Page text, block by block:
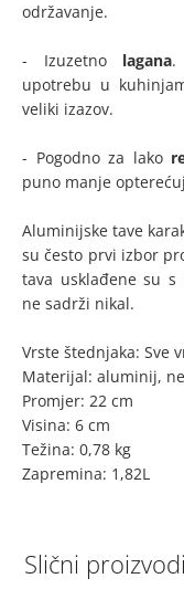
održavanje.
- Izuzetno lagana.
upotrebu u
veliki izazov.
- Pogodno za lako
puno manje
Aluminijske tave
su često prvi izbor
tava usklađene su s
ne sadrži nikal.
Vrste štednjaka: Sve
Materijal: aluminij,
Promjer: 22 cm
Visina: 6 cm
Težina: 0,78 kg
Zapremina: 1,82L
Slični